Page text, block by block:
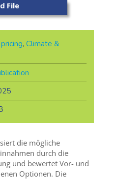
File
, Climate &
die mögliche
durch die
und bewertet Vor- und
Optionen. Die